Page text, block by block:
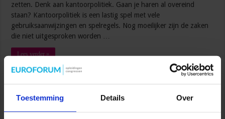
Toestemming Details Over
zetten. Denk aan kantoorpolitiek. Gaan je haren al overeind
staan? Kantoorpolitiek is een lastig spel met vele
gebruiksaanwijzingen en spelregels. Nog moeilijker zijn de zaken
die niet uitgesproken worden …
Lees verder »